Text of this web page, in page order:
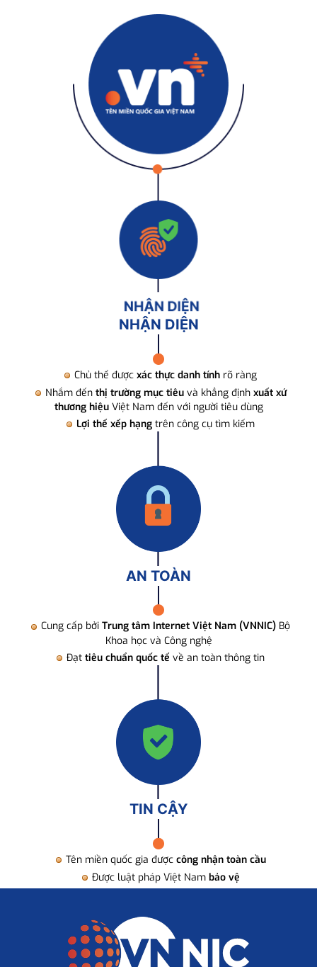
NHẬN DIỆN
Chủ thể được xác thực danh tính rõ ràng
Nhắm đến thị trường mục tiêuvà khẳng định xuất xứ
thương hiệuViệt Nam đến với người tiêu dùng
Lợi thế xếp hạng trên công cụ tìm kiếm
AN TOÀN
Cung cấp bởi Trung tâm Internet Việt Nam (VNNIC) Bộ
Khoa học và Công nghệ
Đạt tiêu chuẩn quốc tế về an toàn thông tin
TIN CẬY
Tên miền quốc gia được công nhận toàn cầu
Được luật pháp Việt Nam bảo vệ